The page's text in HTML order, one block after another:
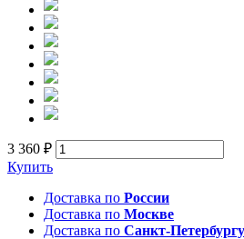
3 360 ₽
Купить
Доставка по России
Доставка по Москве
Доставка по Санкт-Петербургу